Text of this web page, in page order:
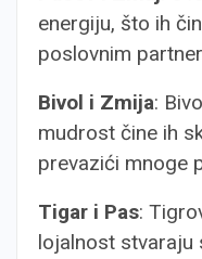
energiju, što ih
poslovnim
Bivol i Zmija:
mudrost čine ih
prevazići mnoge
Tigar i Pas:
lojalnost stvaraju